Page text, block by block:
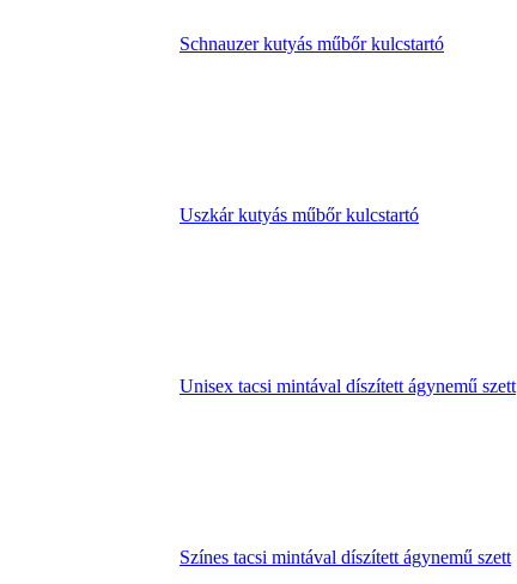
Schnauzer kutyás műbőr kulcstartó
Uszkár kutyás műbőr kulcstartó
Unisex tacsi mintával díszített ágynemű szett
Színes tacsi mintával díszített ágynemű szett